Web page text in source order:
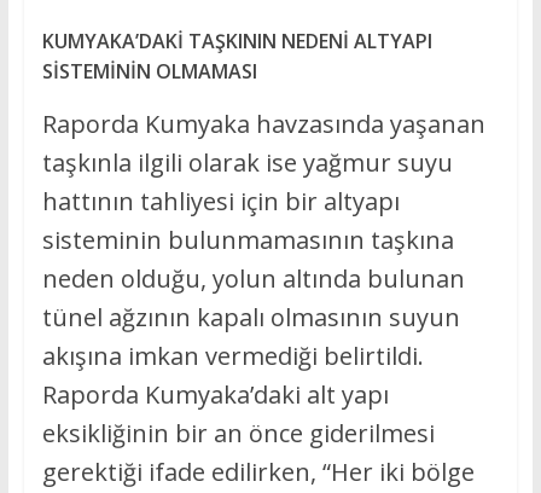
KUMYAKA’DAKİ TAŞKININ NEDENİ ALTYAPI
SİSTEMİNİN OLMAMASI
Raporda Kumyaka havzasında yaşanan
taşkınla ilgili olarak ise yağmur suyu
hattının tahliyesi için bir altyapı
sisteminin bulunmamasının taşkına
neden olduğu, yolun altında bulunan
tünel ağzının kapalı olmasının suyun
akışına imkan vermediği belirtildi.
Raporda Kumyaka’daki alt yapı
eksikliğinin bir an önce giderilmesi
gerektiği ifade edilirken, “Her iki bölge